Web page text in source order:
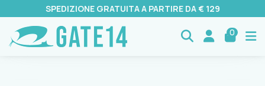
SPEDIZIONE GRATUITA A PARTIRE DA € 129
0